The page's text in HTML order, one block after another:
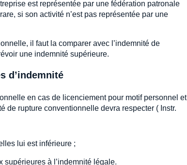
est représentée par une fédération patronale
si son activité n’est pas représentée par une
il faut la comparer avec l’indemnité de
une indemnité supérieure.
d’indemnité
en cas de licenciement pour motif personnel et
de rupture conventionnelle devra respecter ( Instr.
lui est inférieure ;
supérieures à l’indemnité légale.